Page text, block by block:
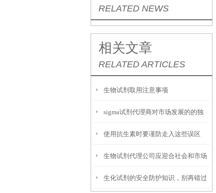
RELATED NEWS
相关文章
RELATED ARTICLES
生物试剂取用注意事项
sigma试剂代理商对市场发展的的独
特认知
使用抗生素时要谨防走入这些误区
生物试剂代理公司应迎合社会和市场
的发展潮流
生化试剂的安全防护知识，别再错过